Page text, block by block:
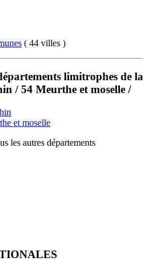
( 44 villes )
limitrophes de la
/ 54 Meurthe et moselle /
et moselle
les autres départements